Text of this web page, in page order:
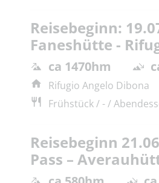
Reisebeginn:
Faneshütte -
ca 1470hm
Rifugio Angelo Dibona
Frühstück / - /
Reisebeginn
Pass –